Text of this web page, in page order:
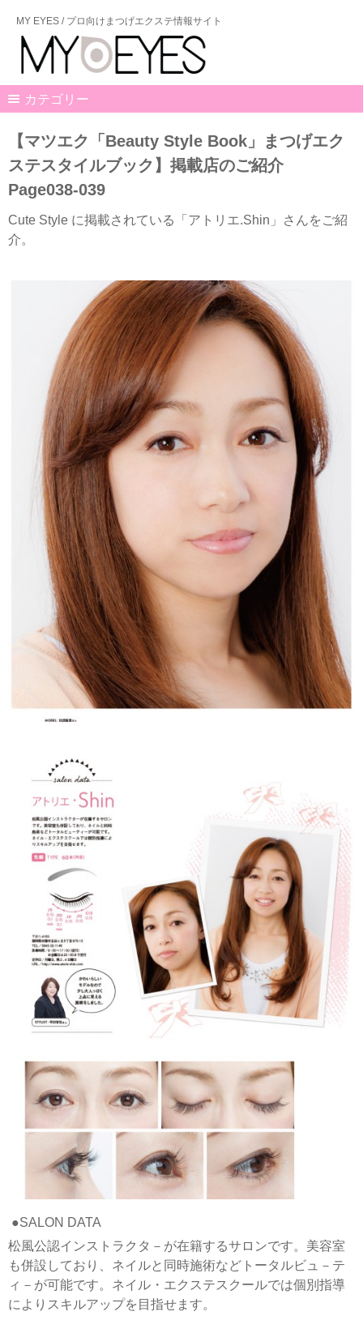
MY EYES / プロ向けまつげエクステ情報サイト
カテゴリー
【マツエク「Beauty Style Book」まつげエク
ステスタイルブック】掲載店のご紹介
Page038-039
Cute Style に掲載されている「アトリエ.Shin」さんをご紹
介。
●SALON DATA
松風公認インストラクタ－が在籍するサロンです。美容室
も併設しており、ネイルと同時施術などトータルビュ－テ
ィ－が可能です。ネイル・エクステスクールでは個別指導
によりスキルアップを目指せます。